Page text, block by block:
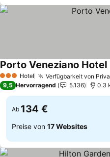
3 SterneHotel Verfügbarkeit von
Porto Veneziano Hotel
9,5 Hervorragend 5.136 0.3
Ab 134 €
Preise von 17 Websites